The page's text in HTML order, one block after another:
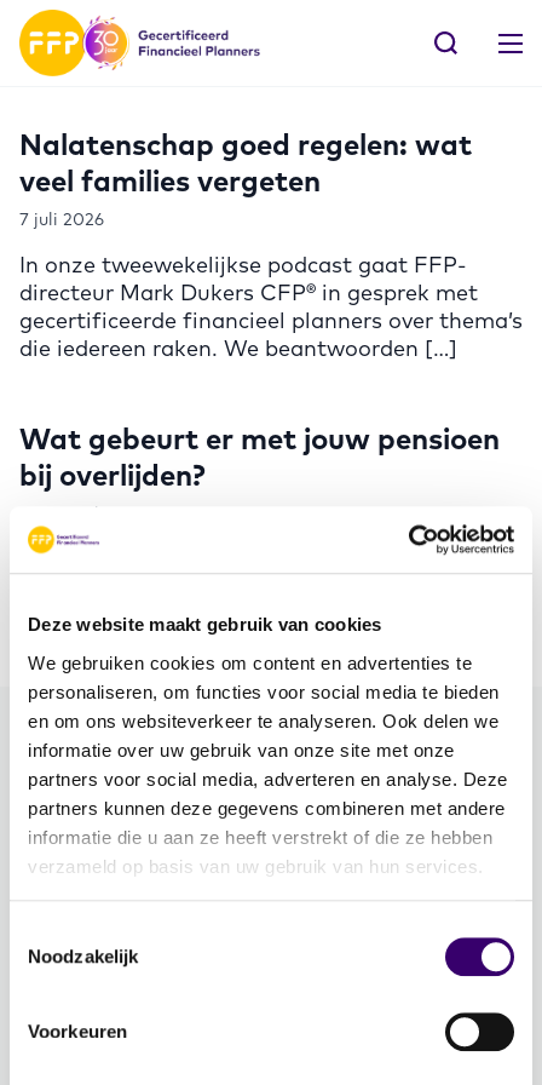
Deze website maakt gebruik van cookies
We gebruiken cookies om content en advertenties te
personaliseren, om functies voor social media te bieden
en om ons websiteverkeer te analyseren. Ook delen we
informatie over uw gebruik van onze site met onze
partners voor social media, adverteren en analyse. Deze
partners kunnen deze gegevens combineren met andere
informatie die u aan ze heeft verstrekt of die ze hebben
verzameld op basis van uw gebruik van hun services.
Noodzakelijk
Voorkeuren
Nalatenschap goed regelen: wat
veel families vergeten
7 juli 2026
In onze tweewekelijkse podcast gaat FFP-
directeur Mark Dukers CFP® in gesprek met
gecertificeerde financieel planners over thema’s
die iedereen raken. We beantwoorden […]
Wat gebeurt er met jouw pensioen
bij overlijden?
12 november 2025
Zorg dat jouw nabestaanden niet voor
veel mensen iets voor later. Maar wat als […]
Meer FFP
Word ambassadeur!
Evenementen
Word CFP® professional